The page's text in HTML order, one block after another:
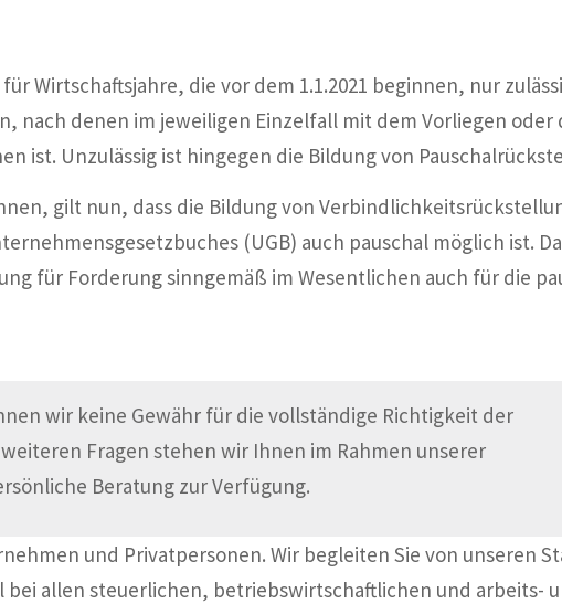
Wirtschaftsjahre, die vor dem 1.1.2021 beginnen, nur
nach denen im jeweiligen Einzelfall mit dem Vorliegen oder
ist. Unzulässig ist hingegen die Bildung von
gilt nun, dass die Bildung von
(UGB) auch pauschal möglich ist.
für Forderung sinngemäß im Wesentlichen auch für die
wir keine Gewähr für die vollständige Richtigkeit der
Fragen stehen wir Ihnen im Rahmen unserer
Beratung zur Verfügung.
und Privatpersonen. Wir begleiten Sie von unseren
bei allen steuerlichen, betriebswirtschaftlichen und arbeits-